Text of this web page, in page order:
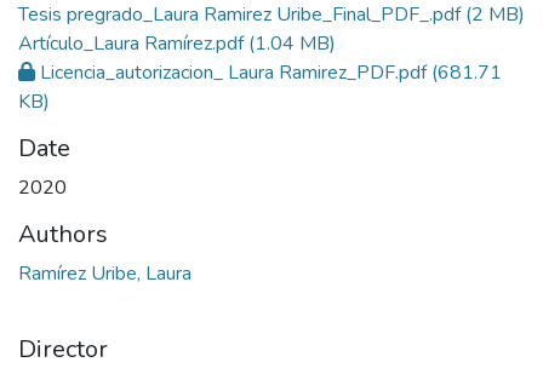
Tesis pregrado_Laura Ramirez Uribe_Final_PDF_.pdf(2 MB)
Artículo_Laura Ramírez.pdf(1.04 MB)
Licencia_autorizacion_ Laura Ramirez_PDF.pdf(681.71
KB)
Date
2020
Authors
Ramírez Uribe, Laura
Director